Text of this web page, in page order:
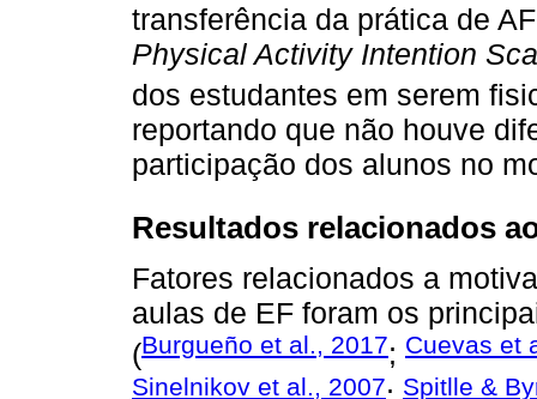
transferência da prática de
Physical Activity Intention
dos estudantes em serem
reportando que não houve
participação dos alunos no
Resultados relacionados
Fatores relacionados a
aulas de EF foram os
(Burgueño et al., 2017; Cuevas et
Sinelnikov et al., 2007
Spitlle &